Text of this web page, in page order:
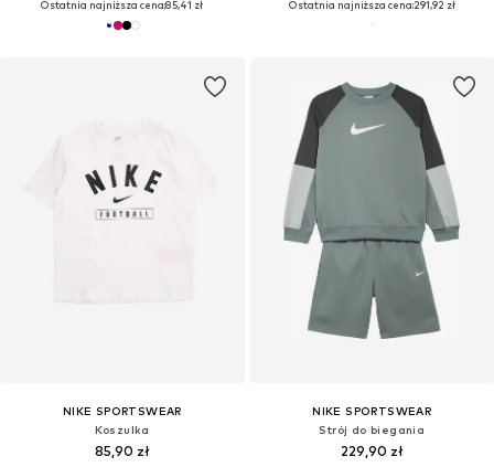
Ostatnia najniższa cena:85,41 zł
Ostatnia najniższa cena:291,92 zł
NIKE SPORTSWEAR
Koszulka
85,90 zł
NIKE SPORTSWEAR
Strój do biegania
229,90 zł